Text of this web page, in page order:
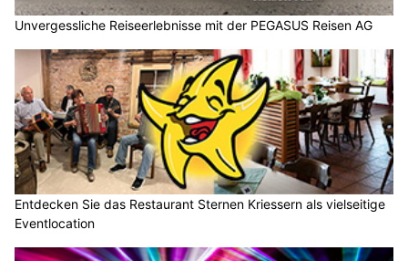
Unvergessliche Reiseerlebnisse mit der PEGASUS Reisen AG
Entdecken Sie das Restaurant Sternen Kriessern als vielseitige
Eventlocation